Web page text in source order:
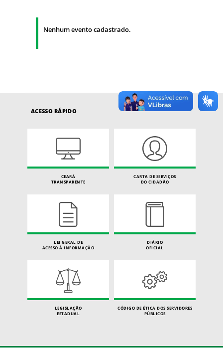
Nenhum evento cadastrado.
ACESSO RÁPIDO
CEARÁ
TRANSPARENTE
CARTA DE SERVIÇOS
DO CIDADÃO
LEI GERAL DE
ACESSO À INFORMAÇÃO
DIÁRIO
OFICIAL
LEGISLAÇÃO
ESTADUAL
CÓDIGO DE ÉTICA DOS SERVIDORES
PÚBLICOS